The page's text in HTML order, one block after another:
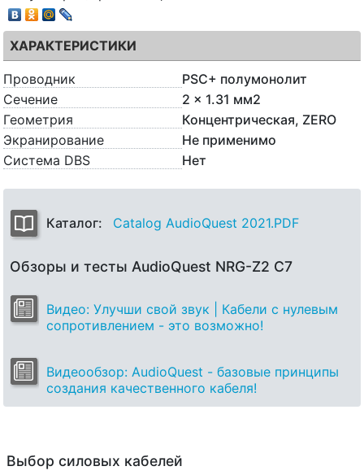
ХАРАКТЕРИСТИКИ
Проводник
PSC+ полумонолит
Сечение
2 x 1.31 мм2
Геометрия
Концентрическая, ZERO
Экранирование
Не применимо
Система DBS
Нет
Каталог: Catalog AudioQuest 2021.PDF
Обзоры и тесты AudioQuest NRG-Z2 C7
Видео: Улучши свой звук | Кабели с нулевым
сопротивлением - это возможно!
Видеообзор: AudioQuest - базовые принципы
создания качественного кабеля!
Выбор силовых кабелей